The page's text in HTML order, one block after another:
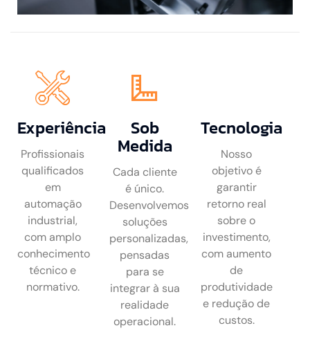
Experiência
Profissionais
qualificados
em
automação
industrial,
com amplo
conhecimento
técnico e
normativo.
Sob
Medida
Cada cliente
é único.
Desenvolvemos
soluções
personalizadas,
pensadas
para se
integrar à sua
realidade
operacional.
Tecnologia
Nosso
objetivo é
garantir
retorno real
sobre o
investimento,
com aumento
de
produtividade
e redução de
custos.